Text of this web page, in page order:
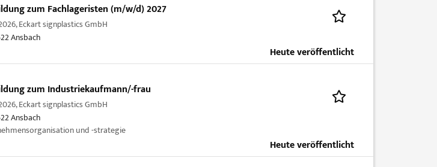
zum Fachlageristen (m/w/d) 2027
Eckart signplastics GmbH
Ansbach
Heute veröffentlicht
zum Industriekaufmann/-frau
Eckart signplastics GmbH
Ansbach
und -strategie
Heute veröffentlicht